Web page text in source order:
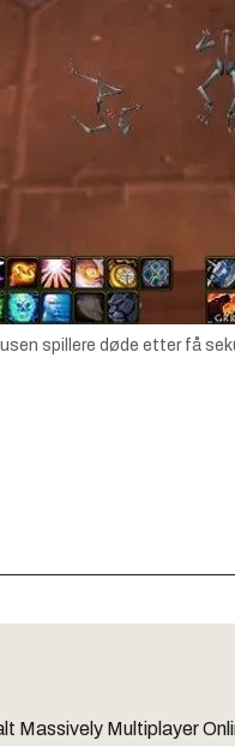
spillere døde etter få
Massively Multiplayer